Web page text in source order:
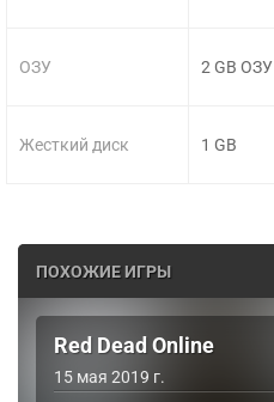
ОЗУ
Жесткий диск
2 GB ОЗУ
1 GB
ПОХОЖИЕ ИГРЫ
Red Dead Online
15 мая 2019 г.